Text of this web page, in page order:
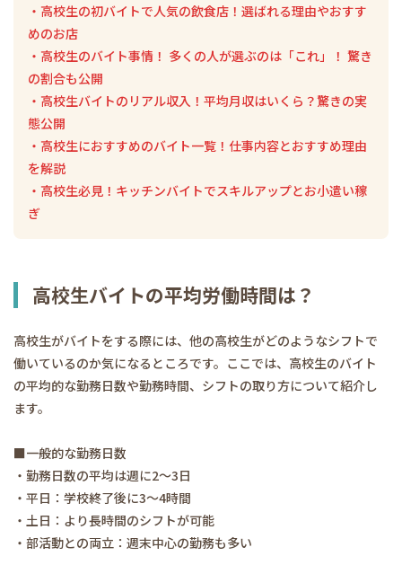
・高校生の初バイトで人気の飲食店！選ばれる理由やおすす
めのお店
・高校生のバイト事情！ 多くの人が選ぶのは「これ」！ 驚き
の割合も公開
・高校生バイトのリアル収入！平均月収はいくら？驚きの実
態公開
・高校生におすすめのバイト一覧！仕事内容とおすすめ理由
を解説
・高校生必見！キッチンバイトでスキルアップとお小遣い稼
ぎ
高校生バイトの平均労働時間は？
高校生がバイトをする際には、他の高校生がどのようなシフトで
働いているのか気になるところです。ここでは、高校生のバイト
の平均的な勤務日数や勤務時間、シフトの取り方について紹介し
ます。
■一般的な勤務日数
・勤務日数の平均は週に2～3日
・平日：学校終了後に3～4時間
・土日：より長時間のシフトが可能
・部活動との両立：週末中心の勤務も多い